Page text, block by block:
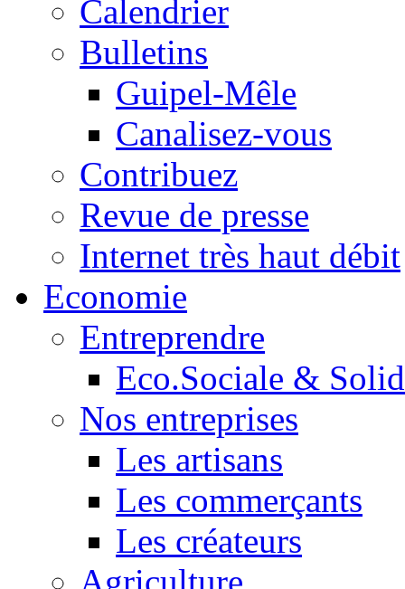
Calendrier
Bulletins
Guipel-Mêle
Canalisez-vous
Contribuez
Revue de presse
Internet très haut débit
Economie
Entreprendre
Eco.Sociale &
Nos entreprises
Les artisans
Les commerçants
Les créateurs
Agriculture